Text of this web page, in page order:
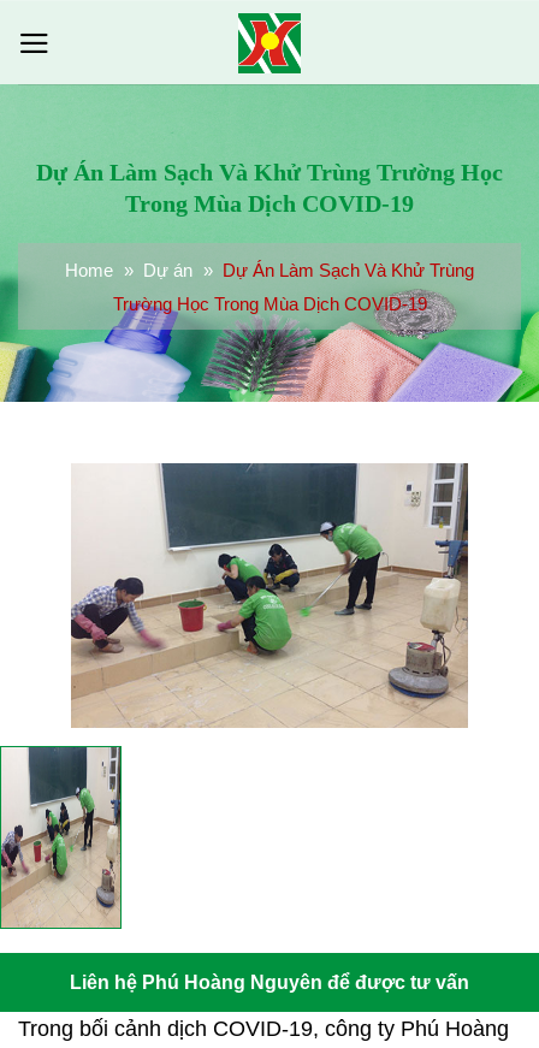
qua
nội
Dự Án Làm Sạch Và Khử Trùng Trường Học
Trong Mùa Dịch COVID-19
Home » Dự án » Dự Án Làm Sạch Và Khử Trùng
Trường Học Trong Mùa Dịch COVID-19
Liên hệ Phú Hoàng Nguyên để được tư vấn
Trong bối cảnh dịch COVID-19, công ty Phú Hoàng